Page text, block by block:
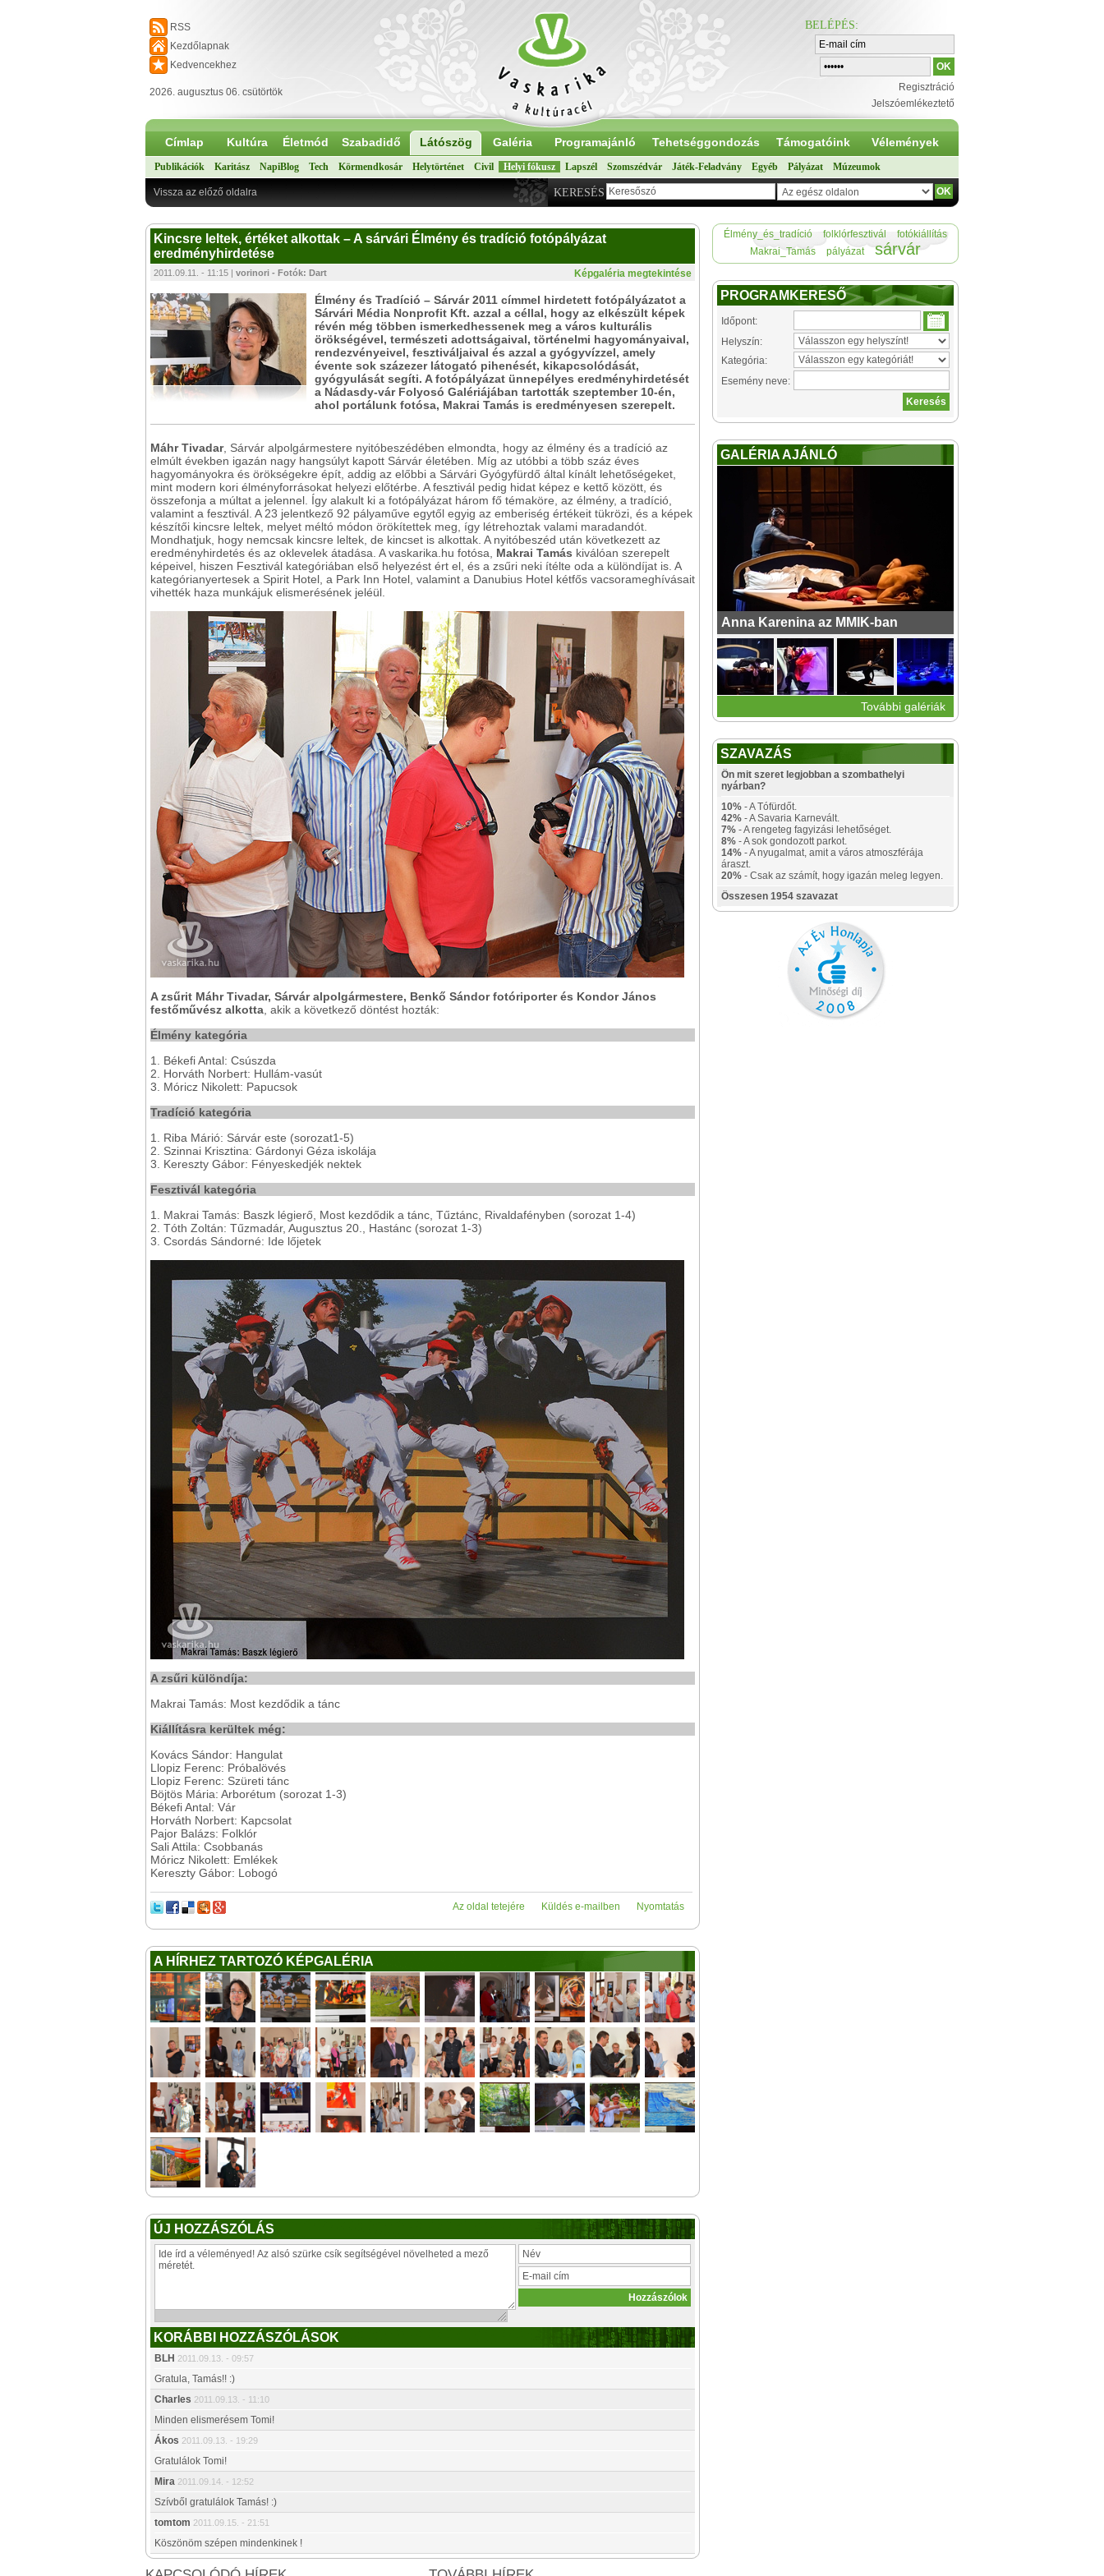
RSS
Kezdőlapnak
Kedvencekhez
2026. augusztus 06. csütörtök
BELÉPÉS:
Regisztráció
Jelszóemlékeztető
Címlap Kultúra Életmód Szabadidő Látószög Galéria Programajánló Tehetséggondozás Támogatóink Vélemények
Publikációk Karitász NapiBlog Tech Körmendkosár Helytörténet Civil Helyi fókusz Lapszél Szomszédvár Játék-Feladvány Egyéb Pályázat Múzeumok
KERESÉS
Vissza az előző oldalra
Kincsre leltek, értéket alkottak – A sárvári Élmény és tradíció fotópályázat
eredményhirdetése
Képgaléria megtekintése
2011.09.11. - 11:15 | vorinori - Fotók: Dart
Élmény és Tradíció – Sárvár 2011 címmel hirdetett fotópályázatot a
Sárvári Média Nonprofit Kft. azzal a céllal, hogy az elkészült képek
révén még többen ismerkedhessenek meg a város kulturális
örökségével, természeti adottságaival, történelmi hagyományaival,
rendezvényeivel, fesztiváljaival és azzal a gyógyvízzel, amely
évente sok százezer látogató pihenését, kikapcsolódását,
gyógyulását segíti. A fotópályázat ünnepélyes eredményhirdetését
a Nádasdy-vár Folyosó Galériájában tartották szeptember 10-én,
ahol portálunk fotósa, Makrai Tamás is eredményesen szerepelt.
Máhr Tivadar, Sárvár alpolgármestere nyitóbeszédében elmondta, hogy az élmény és a tradíció az
elmúlt években igazán nagy hangsúlyt kapott Sárvár életében. Míg az utóbbi a több száz éves
hagyományokra és örökségekre épít, addig az előbbi a Sárvári Gyógyfürdő által kínált lehetőségeket,
mint modern kori élményforrásokat helyezi előtérbe. A fesztivál pedig hidat képez e kettő között, és
összefonja a múltat a jelennel. Így alakult ki a fotópályázat három fő témaköre, az élmény, a tradíció,
valamint a fesztivál. A 23 jelentkező 92 pályaműve egytől egyig az emberiség értékeit tükrözi, és a képek
készítői kincsre leltek, melyet méltó módon örökítettek meg, így létrehoztak valami maradandót.
Mondhatjuk, hogy nemcsak kincsre leltek, de kincset is alkottak. A nyitóbeszéd után következett az
eredményhirdetés és az oklevelek átadása. A vaskarika.hu fotósa, Makrai Tamás kiválóan szerepelt
képeivel, hiszen Fesztivál kategóriában első helyezést ért el, és a zsűri neki ítélte oda a különdíjat is. A
kategórianyertesek a Spirit Hotel, a Park Inn Hotel, valamint a Danubius Hotel kétfős vacsorameghívásait
vihették haza munkájuk elismerésének jeléül.
A zsűrit Máhr Tivadar, Sárvár alpolgármestere, Benkő Sándor fotóriporter és Kondor János
festőművész alkotta , akik a következő döntést hozták:
Élmény kategória
1. Békefi Antal: Csúszda
2. Horváth Norbert: Hullám-vasút
3. Móricz Nikolett: Papucsok
Tradíció kategória
1. Riba Márió: Sárvár este (sorozat1-5)
2. Szinnai Krisztina: Gárdonyi Géza iskolája
3. Kereszty Gábor: Fényeskedjék nektek
Fesztivál kategória
1. Makrai Tamás: Baszk légierő, Most kezdődik a tánc, Tűztánc, Rivaldafényben (sorozat 1-4)
2. Tóth Zoltán: Tűzmadár, Augusztus 20., Hastánc (sorozat 1-3)
3. Csordás Sándorné: Ide lőjetek
A zsűri különdíja:
Makrai Tamás: Most kezdődik a tánc
Kiállításra kerültek még:
Kovács Sándor: Hangulat
Llopiz Ferenc: Próbalövés
Llopiz Ferenc: Szüreti tánc
Böjtös Mária: Arborétum (sorozat 1-3)
Békefi Antal: Vár
Horváth Norbert: Kapcsolat
Pajor Balázs: Folklór
Sali Attila: Csobbanás
Móricz Nikolett: Emlékek
Kereszty Gábor: Lobogó
Nyomtatás
Küldés e-mailben
Az oldal tetejére
A HÍRHEZ TARTOZÓ KÉPGALÉRIA
ÚJ HOZZÁSZÓLÁS
KORÁBBI HOZZÁSZÓLÁSOK
BLH 2011.09.13. - 09:57
Gratula, Tamás!! :)
Charles 2011.09.13. - 11:10
Minden elismerésem Tomi!
Ákos 2011.09.13. - 19:29
Gratulálok Tomi!
Mira 2011.09.14. - 12:52
Szívből gratulálok Tamás! :)
tomtom 2011.09.15. - 21:51
Köszönöm szépen mindenkinek !
Élmény_és_tradíció folklórfesztivál
fotókiállítás
Makrai_Tamás
pályázat sárvár
PROGRAMKERESŐ
Időpont:
Helyszín:
Kategória:
Esemény neve:
GALÉRIA AJÁNLÓ
Anna Karenina az MMIK-ban
További galériák
SZAVAZÁS
Ön mit szeret legjobban a szombathelyi
nyárban?
10% - A Tófürdőt.
42% - A Savaria Karnevált.
7% - A rengeteg fagyizási lehetőséget.
8% - A sok gondozott parkot.
14% - A nyugalmat, amit a város atmoszférája
áraszt.
20% - Csak az számít, hogy igazán meleg legyen.
Összesen 1954 szavazat